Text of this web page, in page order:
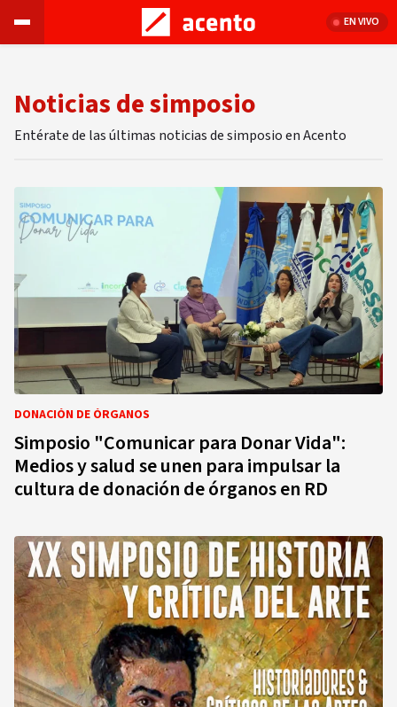
EN VIVO
Noticias de simposio
Entérate de las últimas noticias de simposio en Acento
DONACIÓN DE ÓRGANOS
Simposio "Comunicar para Donar Vida":
Medios y salud se unen para impulsar la
cultura de donación de órganos en RD